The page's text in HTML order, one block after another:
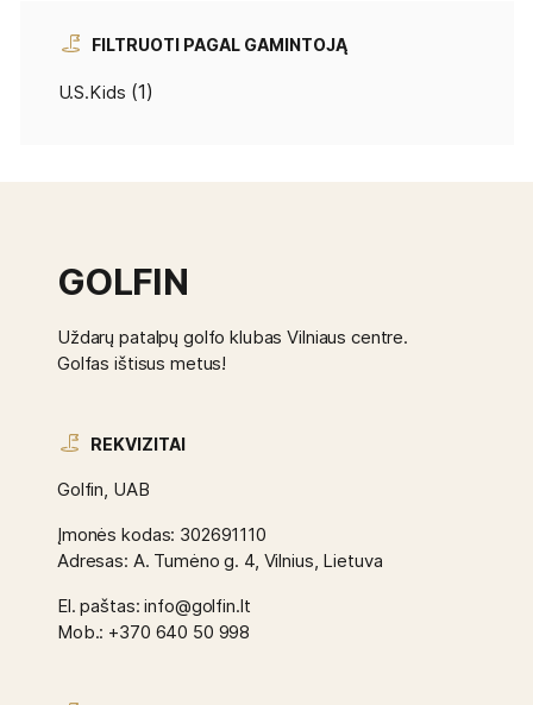
FILTRUOTI PAGAL GAMINTOJĄ
U.S.Kids (1)
GOLFIN
Uždarų patalpų golfo klubas Vilniaus centre.
Golfas ištisus metus!
REKVIZITAI
Golfin, UAB
Įmonės kodas: 302691110
Adresas: A. Tumėno g. 4, Vilnius, Lietuva
El. paštas: info@golfin.lt
Mob.: +370 640 50 998